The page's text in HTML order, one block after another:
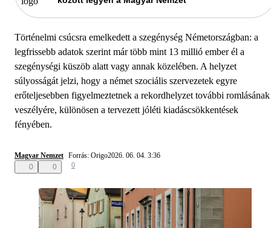
Történelmi csúcsra emelkedett a szegénység Németországban: a
legfrissebb adatok szerint már több mint 13 millió ember él a
szegénységi küszöb alatt vagy annak közelében. A helyzet
súlyosságát jelzi, hogy a német szociális szervezetek egyre
erőteljesebben figyelmeztetnek a rekordhelyzet további romlásának
veszélyére, különösen a tervezett jóléti kiadáscsökkentések
fényében.
Magyar Nemzet Forrás: Origo2026. 06. 04. 3:36
0
0 0